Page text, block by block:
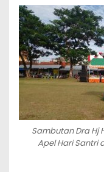
Sambutan Dra Hj
Apel Hari Santri